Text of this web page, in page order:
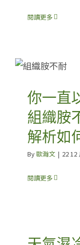
閱讀更多
你一直
組織胺
解析如
By歐瀚文 | 22 12
閱讀更多